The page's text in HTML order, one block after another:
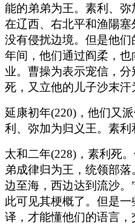
能的弟弟为王。素利、弥
在辽西、右北平和渔陽
没有侵扰边境。但是他
年间，他们通过阎柔，
业。曹操为表示宠信，
死，又立他的儿子沙末汗
延康初年(220)，他们又
利、弥加为归义王。素利
太和二年(228)，素利死
弟成律归为王，统领部落
边至海，西边达到流沙
此可见其梗概了。但是
译，才能懂他们的语言